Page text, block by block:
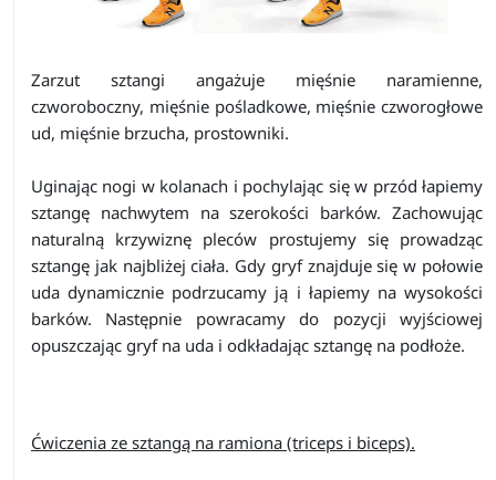
Zarzut sztangi angażuje mięśnie naramienne,
czworoboczny, mięśnie pośladkowe, mięśnie czworogłowe
ud, mięśnie brzucha, prostowniki.
Uginając nogi w kolanach i pochylając się w przód łapiemy
sztangę nachwytem na szerokości barków. Zachowując
naturalną krzywiznę pleców prostujemy się prowadząc
sztangę jak najbliżej ciała. Gdy gryf znajduje się w połowie
uda dynamicznie podrzucamy ją i łapiemy na wysokości
barków. Następnie powracamy do pozycji wyjściowej
opuszczając gryf na uda i odkładając sztangę na podłoże.
Ćwiczenia ze sztangą na ramiona (triceps i biceps).